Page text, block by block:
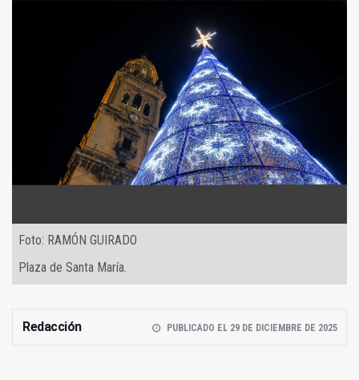
Foto: RAMÓN GUIRADO
Plaza de Santa María.
Redacción PUBLICADO EL 29 DE DICIEMBRE DE 2025